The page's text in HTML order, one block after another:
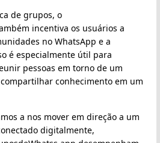
de grupos, o
incentiva os usuários a
no WhatsApp e a
é especialmente útil para
pessoas em torno de um
conhecimento em um
a nos mover em direção a um
digitalmente,